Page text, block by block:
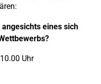
eines sich
Uhr